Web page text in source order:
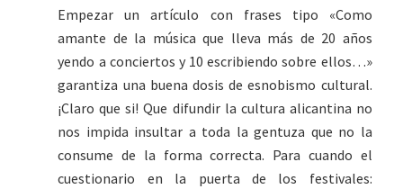
Empezar un artículo con frases tipo «Como
amante de la música que lleva más de 20 años
yendo a conciertos y 10 escribiendo sobre ellos…»
garantiza una buena dosis de esnobismo cultural.
¡Claro que si! Que difundir la cultura alicantina no
nos impida insultar a toda la gentuza que no la
consume de la forma correcta. Para cuando el
cuestionario en la puerta de los festivales: